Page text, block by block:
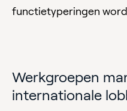
functietyperingen
Werkgroepen
internationale